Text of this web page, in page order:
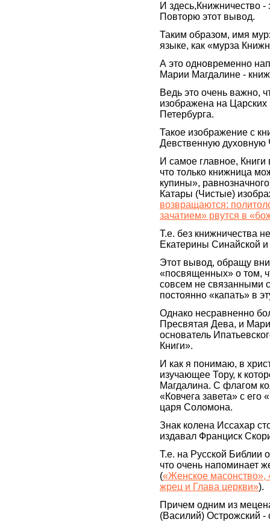
И здесь,Книжничество -
Повторю этот вывод.
Таким образом, имя
языке, как «мурза
А это одновременно
Марии Магдалине -
Ведь это очень важно,
изображена на Царских
Петербурга.
Такое изображение с
Девственную духовную
И самое главное, Книги
что только книжница
купины»,
Катары (Чистые)
возвращаются:
зачатием» рвутся в
Т.е. без книжничества
Екатерины Синайской
Этот вывод, обращу
«посвященных» о том,
совсем не связанными
постоянно «капать» в
Однако несравненно
Пресвятая Дева, и
основатель
Книги».
И как я понимаю, в
изучающее Тору, к
Магдалина. С флагом
«Ковчега завета» с
царя Соломона.
Знак колена Иссахар
издавал Франциск
Т.е. на Русской Библии
что очень напоминает
(«Женское
жрец и Глава церкви»).
Причем одним из
(Василий) Острожский